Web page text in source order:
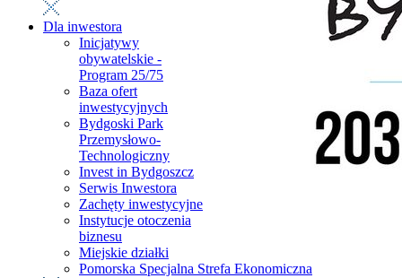
Dla inwestora
Inicjatywy
obywatelskie -
Program 25/75
Baza ofert
inwestycyjnych
Bydgoski Park
Przemysłowo-
Technologiczny
Invest in Bydgoszcz
Serwis Inwestora
Zachęty inwestycyjne
Instytucje otoczenia
biznesu
Miejskie działki
Pomorska Specjalna Strefa Ekonomiczna